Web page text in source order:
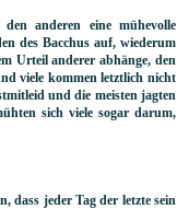
anderen eine mühevolle
des Bacchus auf, wiederum
Urteil anderer abhänge, den
viele kommen letztlich nicht
und die meisten jagten
sich viele sogar darum,
dass jeder Tag der letzte sein